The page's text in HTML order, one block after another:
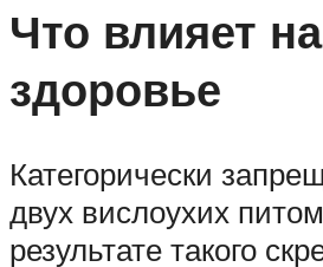
Что влияет на
здоровье
Категорически
двух вислоухих
результате такого